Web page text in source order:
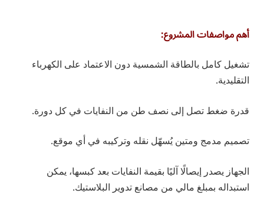
أهم مواصفات المشروع:
تشغيل كامل بالطاقة الشمسية دون الاعتماد على الكهرباء
التقليدية.
قدرة ضغط تصل إلى نصف طن من النفايات في كل دورة.
تصميم مدمج ومتين يُسهّل نقله وتركيبه في أي موقع.
الجهاز يصدر إيصالًا آليًا بقيمة النفايات بعد كبسها، يمكن
استبداله بمبلغ مالي من مصانع تدوير البلاستيك.